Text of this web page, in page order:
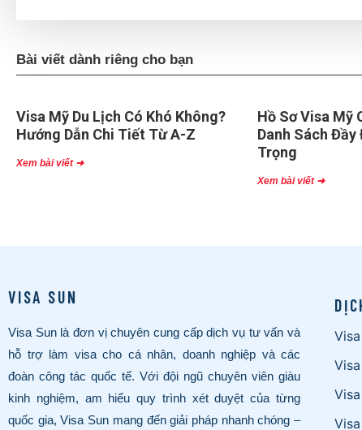
Bài viết dành riêng cho bạn
Visa Mỹ Du Lịch Có Khó Không?
Hướng Dẫn Chi Tiết Từ A-Z
Xem bài viết ➜
Hồ Sơ Visa Mỹ
Danh Sách Đầy
Trọng
Xem bài viết ➜
VISA SUN
Visa Sun là đơn vị chuyên cung cấp dịch vụ tư vấn và
hỗ trợ làm visa cho cá nhân, doanh nghiệp và các
đoàn công tác quốc tế. Với đội ngũ chuyên viên giàu
kinh nghiệm, am hiểu quy trình xét duyệt của từng
quốc gia, Visa Sun mang đến giải pháp nhanh chóng –